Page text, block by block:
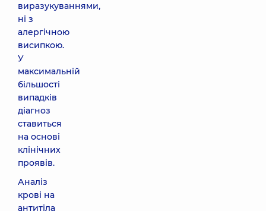
виразукуваннями,
ні з
алергічною
висипкою.
У
максимальній
більшості
випадків
діагноз
ставиться
на основі
клінічних
проявів.
Аналіз
крові на
антитіла